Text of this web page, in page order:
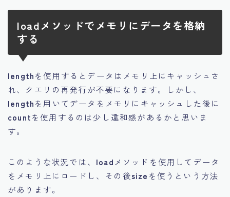
loadメソッドでメモリにデータを格納
する
lengthを使用するとデータはメモリ上にキャッシュさ
れ、クエリの再発行が不要になります。しかし、
lengthを用いてデータをメモリにキャッシュした後に
countを使用するのは少し違和感があるかと思いま
す。
このような状況では、 loadメソッドを使用してデータ
をメモリ上にロードし、その後size を使うという方法
があります。